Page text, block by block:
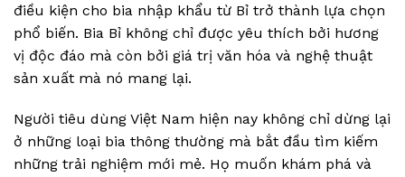
điều kiện cho bia nhập khẩu từ Bỉ trở thành lựa chọn
phổ biến. Bia Bỉ không chỉ được yêu thích bởi hương
vị độc đáo mà còn bởi giá trị văn hóa và nghệ thuật
sản xuất mà nó mang lại.
Người tiêu dùng Việt Nam hiện nay không chỉ dừng lại
ở những loại bia thông thường mà bắt đầu tìm kiếm
những trải nghiệm mới mẻ. Họ muốn khám phá và